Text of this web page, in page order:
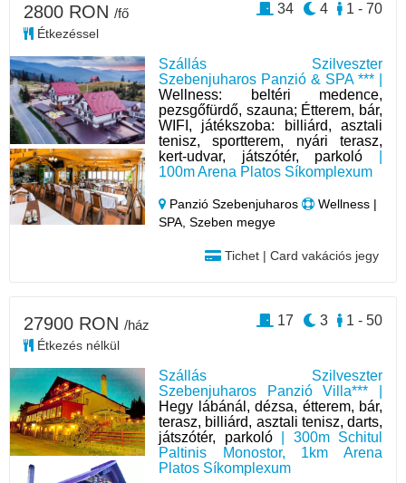
Szállás Szilveszter
Szebenjuharos Panzió & SPA *** |
Wellness: beltéri medence,
pezsgőfürdő, szauna; Étterem, bár,
WIFI, játékszoba: billiárd, asztali
tenisz, sportterem, nyári terasz,
kert-udvar, játszótér, parkoló
100m Arena Platos Síkomplexum
Panzió Szebenjuharos
Wellness |
SPA, Szeben megye
Tichet | Card vakációs jegy
2800 RON /fő
Étkezéssel
1 - 70
4
34
Szállás Szilveszter
Szebenjuharos Panzió Villa*** |
Hegy lábánál, dézsa, étterem, bár,
terasz, billiárd, asztali tenisz, darts,
játszótér, parkoló| 300m Schitul
Paltinis Monostor, 1km Arena
Platos Síkomplexum
27900 RON /ház
Étkezés nélkül
1 - 50
3
17